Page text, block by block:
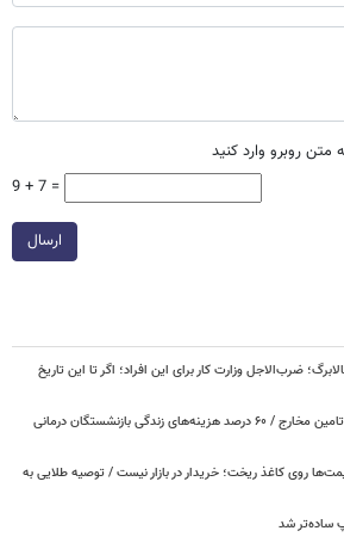
متن روبرو وارد کنید
9 + 7 =
ارسال
ضرب‌الاجل وزارت کار برای این افراد؛ اگر تا این تاریخ
چالش بزرگ بازنشستگان برای تامین مخارج / ۶۰ درصد هزینه‌های زندگی بازنشستگان درمانی
روی کاغذ ریخت؛ خریدار در بازار نیست / توصیه طلایی به
ساده‌تر شد